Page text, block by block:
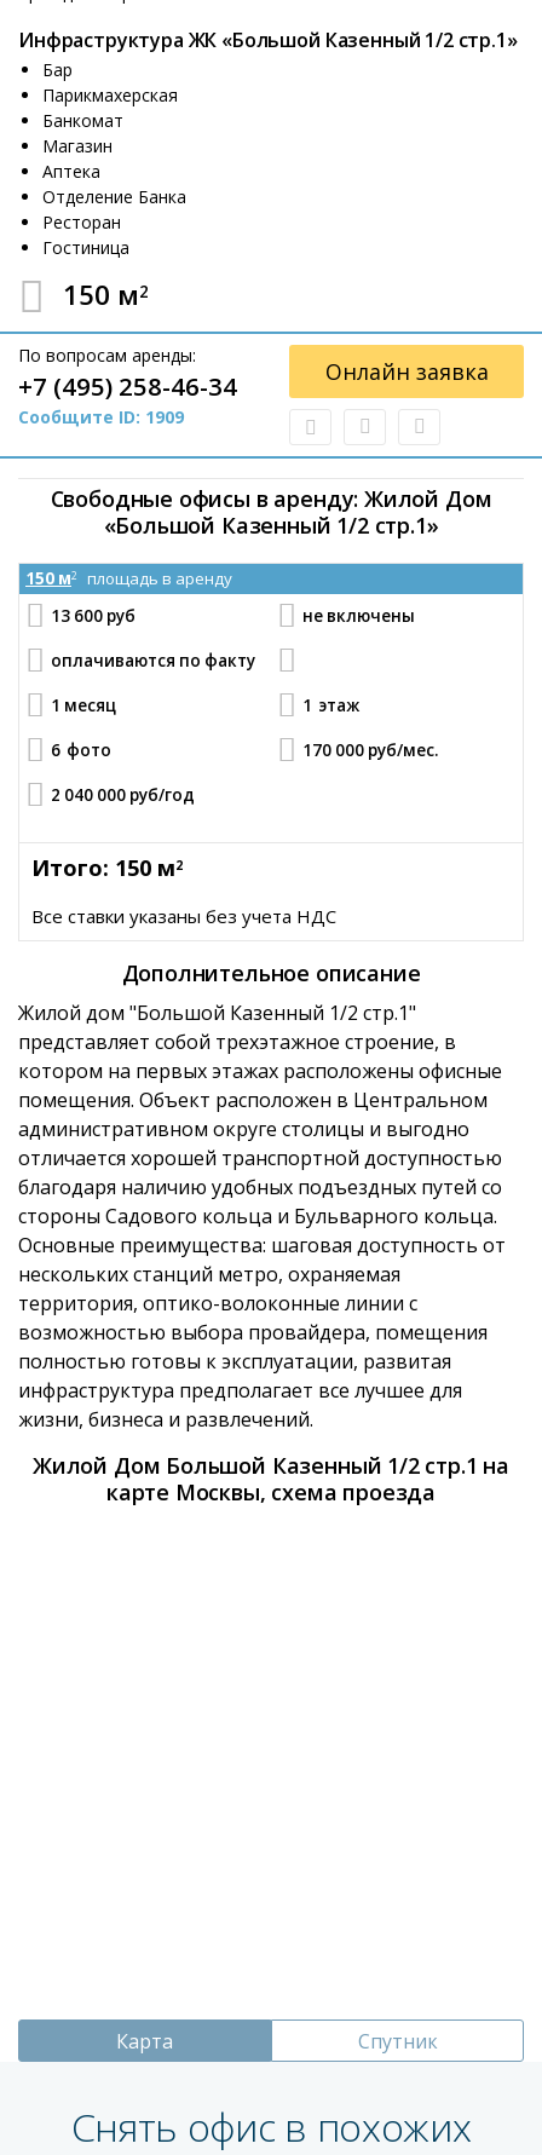
Инфраструктура ЖК «Большой Казенный 1/2 стр.1»
Бар
Парикмахерская
Банкомат
Магазин
Аптека
Отделение Банка
Ресторан
Гостиница
150 м2
По вопросам аренды:
+7 (495) 258-46-34
Сообщите ID: 1909
Онлайн заявка
Свободные офисы в аренду: Жилой Дом
«Большой Казенный 1/2 стр.1»
150 м2
площадь в аренду
13 600 руб
не включены
оплачиваются по факту
1 месяц 1 этаж
6 фото 170 000 руб/мес.
2 040 000 руб/год
Итого: 150 м2
Все ставки указаны без учета НДС
Дополнительное описание
Жилой дом "Большой Казенный 1/2 стр.1"
представляет собой трехэтажное строение, в
котором на первых этажах расположены офисные
помещения. Объект расположен в Центральном
административном округе столицы и выгодно
отличается хорошей транспортной доступностью
благодаря наличию удобных подъездных путей со
стороны Садового кольца и Бульварного кольца.
Основные преимущества: шаговая доступность от
нескольких станций метро, охраняемая
территория, оптико-волоконные линии с
возможностью выбора провайдера, помещения
полностью готовы к эксплуатации, развитая
инфраструктура предполагает все лучшее для
жизни, бизнеса и развлечений.
Жилой Дом Большой Казенный 1/2 стр.1 на
карте Москвы, схема проезда
Карта Спутник
Снять офис в похожих